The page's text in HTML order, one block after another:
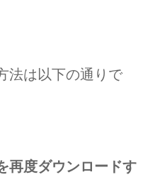
法は以下の通りで
再度ダウンロードす